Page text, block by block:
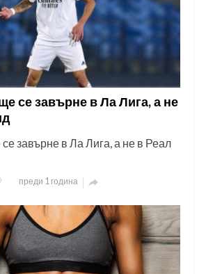
се завърне в Ла Лига, а не
завърне в Ла Лига, а не в Реал
преди 1 година 